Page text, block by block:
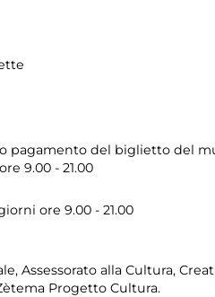
pagamento del biglietto del
9.00 - 21.00
ore 9.00 - 21.00
Assessorato alla Cultura,
Progetto Cultura.